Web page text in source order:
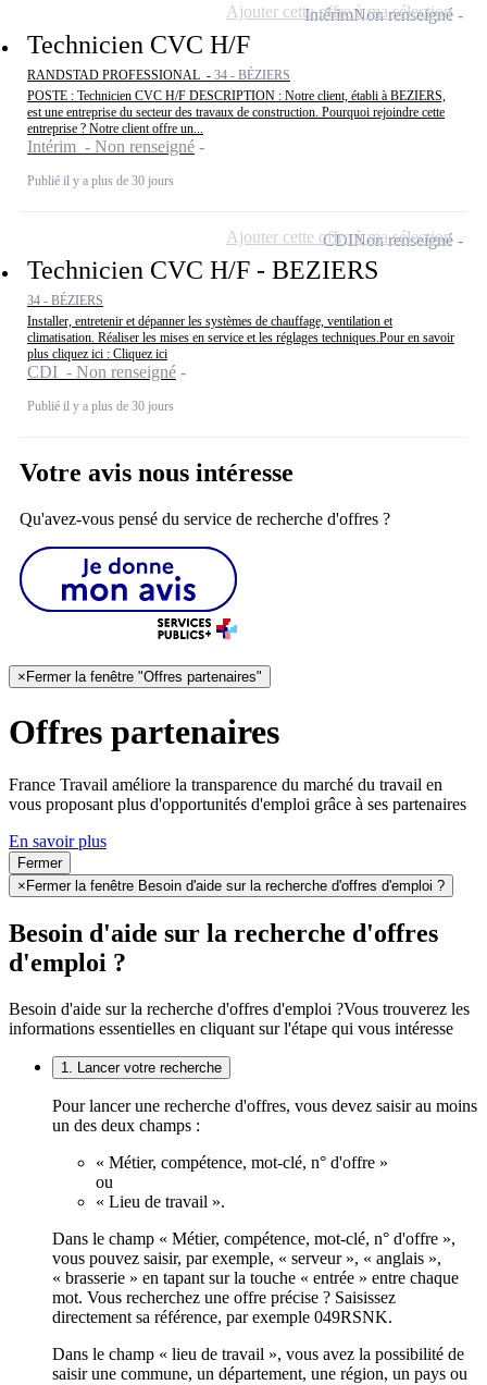
Technicien CVC H/F
RANDSTAD PROFESSIONAL - 34 - BÉZIERS
POSTE : Technicien CVC H/F DESCRIPTION : Notre client, établi à BEZIERS,
est une entreprise du secteur des travaux de construction. Pourquoi rejoindre cette
entreprise ? Notre client offre un...
Intérim - Non renseigné
Publié il y a plus de 30 jours
IntérimNon renseigné
Ajouter cette offre à ma sélection
Technicien CVC H/F - BEZIERS
34 - BÉZIERS
Installer, entretenir et dépanner les systèmes de chauffage, ventilation et
climatisation. Réaliser les mises en service et les réglages techniques.Pour en savoir
plus cliquez ici : Cliquez ici
CDI - Non renseigné
Publié il y a plus de 30 jours
CDINon renseigné
Ajouter cette offre à ma sélection
Votre avis nous intéresse
Qu'avez-vous pensé du service de recherche d'offres ?
× Fermer la fenêtre "Offres partenaires"
Offres partenaires
France Travail améliore la transparence du marché du travail en
vous proposant plus d'opportunités d'emploi grâce à ses partenaires
En savoir plus
Fermer
× Fermer la fenêtre Besoin d'aide sur la recherche d'offres d'emploi ?
Besoin d'aide sur la recherche d'offres
d'emploi ?
Besoin d'aide sur la recherche d'offres d'emploi ?Vous trouverez les
informations essentielles en cliquant sur l'étape qui vous intéresse
1. Lancer votre recherche
Pour lancer une recherche d'offres, vous devez saisir au moins
un des deux champs :
« Métier, compétence, mot-clé, n° d'offre »
ou
« Lieu de travail ».
Dans le champ « Métier, compétence, mot-clé, n° d'offre »,
vous pouvez saisir, par exemple, « serveur », « anglais »,
« brasserie » en tapant sur la touche « entrée » entre chaque
mot. Vous recherchez une offre précise ? Saisissez
directement sa référence, par exemple 049RSNK.
Dans le champ « lieu de travail », vous avez la possibilité de
saisir une commune, un département, une région, un pays ou